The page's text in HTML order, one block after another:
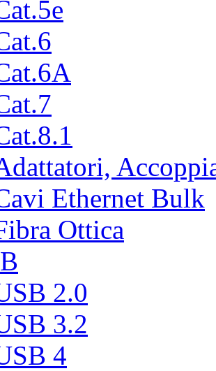
Ethernet Bulk
Ottica
2.0
3.2
4